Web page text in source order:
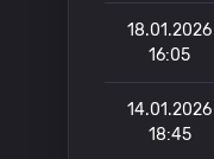
18.01.2026
16:05
14.01.2026
18:45